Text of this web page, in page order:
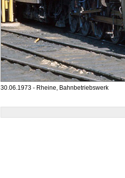
30.06.1973 - Rheine, Bahnbetriebswerk